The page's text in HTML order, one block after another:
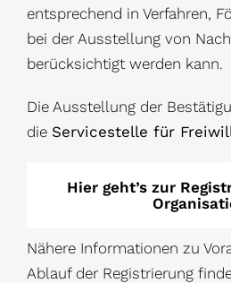
entsprechend in Verfahren,
bei der Ausstellung von
berücksichtigt werden kann.
Die Ausstellung der
die Servicestelle für
Hier geht’s zur
Nähere Informationen zu
Ablauf der Registrierung